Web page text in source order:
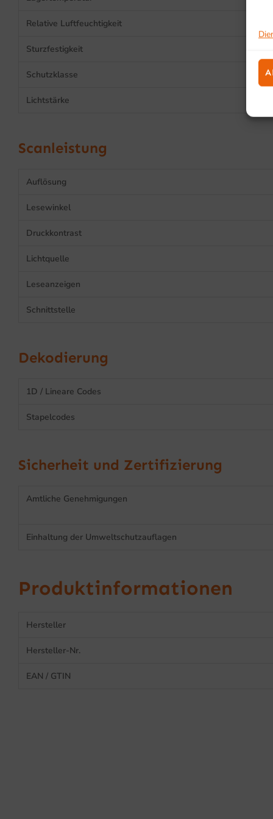
Relative Luftfeuchtigkeit
Sturzfestigkeit
Schutzklasse
Lichtstärke
Scanleistung
Auflösung
Lesewinkel
Druckkontrast
Lichtquelle
Leseanzeigen
Schnittstelle
Dekodierung
1D / Lineare Codes
Stapelcodes
Sicherheit und Zertifizierung
Amtliche Genehmigungen
Einhaltung der Umweltschutzauflagen
Produktinformationen
Hersteller
Hersteller-Nr.
EAN / GTIN